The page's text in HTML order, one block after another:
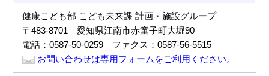
健康こども部 こども未来課 計画・施設グループ
〒483-8701 愛知県江南市赤童子町大堀90
電話：0587-50-0259 ファクス：0587-56-5515
お問い合わせは専用フォームをご利用ください。